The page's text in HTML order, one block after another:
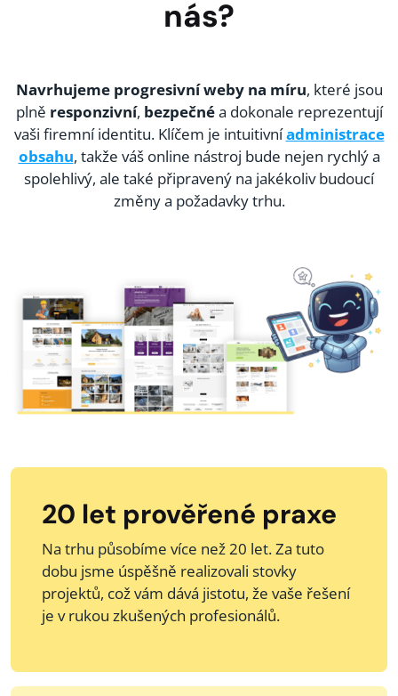
nás?
Navrhujeme progresivní weby na míru, které jsou
plně responzivní, bezpečnéa dokonale reprezentují
vaši firemní identitu. Klíčem je intuitivníadministrace
obsahu, takže váš online nástroj bude nejen rychlý a
spolehlivý, ale také připravený na jakékoliv budoucí
změny a požadavky trhu.
20 let prověřené praxe
Na trhu působíme více než 20 let. Za tuto
dobu jsme úspěšně realizovali stovky
projektů, což vám dává jistotu, že vaše řešení
je v rukou zkušených profesionálů.